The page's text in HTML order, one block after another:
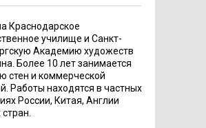
Краснодарское
училище и Санкт-
Академию художеств
Более 10 лет занимается
стен и коммерческой
Работы находятся в частных
России, Китая, Англии